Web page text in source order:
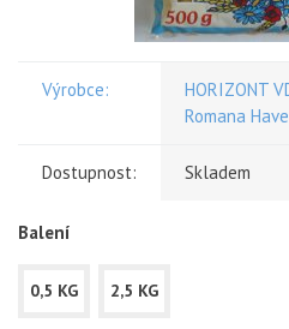
Výrobce:
HORIZONT
Romana
Dostupnost: Skladem
Balení
0,5 KG 2,5 KG